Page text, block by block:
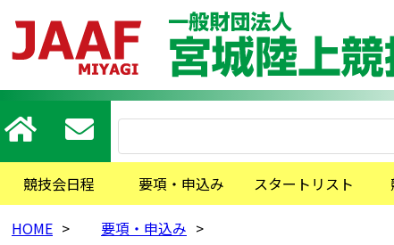
競技会日程 要項・申込み スタートリスト
HOME > 要項・申込み >